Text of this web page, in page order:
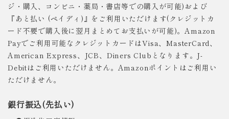
ジ・購入、コンビニ・薬局・書店等での購入が可能)および
『あと払い (ペイディ)』をご利用いただけます(クレジットカ
ード不要で購入後に翌月まとめてお支払いが可能)。Amazon
Payでご利用可能なクレジットカードはVisa、MasterCard、
American Express、JCB、Diners Clubとなります。J-
Debitはご利用いただけません。Amazonポイントはご利用い
ただけません。
銀行振込(先払い)